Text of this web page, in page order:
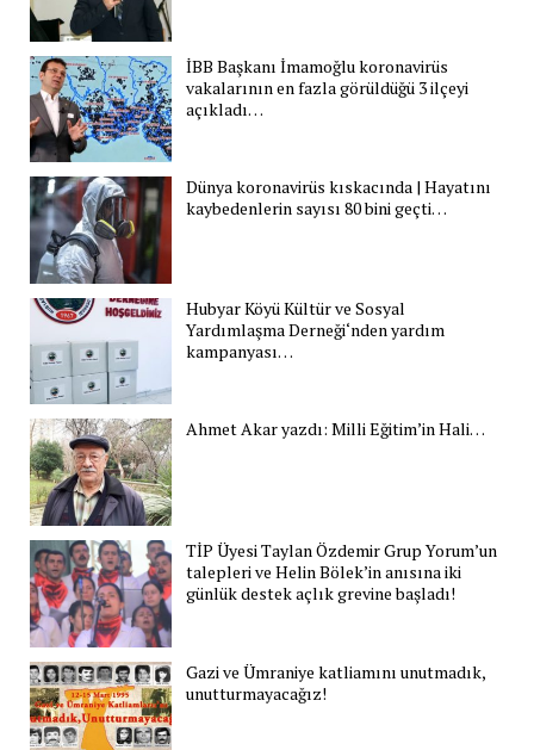
İBB Başkanı İmamoğlu koronavirüs
vakalarının en fazla görüldüğü 3 ilçeyi
açıkladı…
Dünya koronavirüs kıskacında | Hayatını
kaybedenlerin sayısı 80 bini geçti…
Hubyar Köyü Kültür ve Sosyal
Yardımlaşma Derneği‘nden yardım
kampanyası…
Ahmet Akar yazdı: Milli Eğitim’in Hali…
TİP Üyesi Taylan Özdemir Grup Yorum’un
talepleri ve Helin Bölek’in anısına iki
günlük destek açlık grevine başladı!
Gazi ve Ümraniye katliamını unutmadık,
unutturmayacağız!